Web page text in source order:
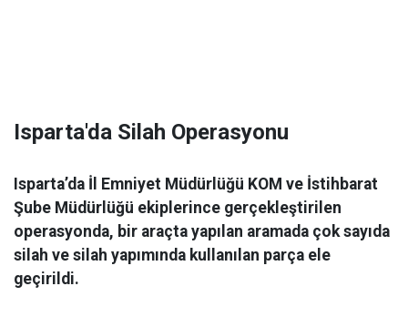
Isparta'da Silah Operasyonu
Isparta’da İl Emniyet Müdürlüğü KOM ve İstihbarat
Şube Müdürlüğü ekiplerince gerçekleştirilen
operasyonda, bir araçta yapılan aramada çok sayıda
silah ve silah yapımında kullanılan parça ele
geçirildi.